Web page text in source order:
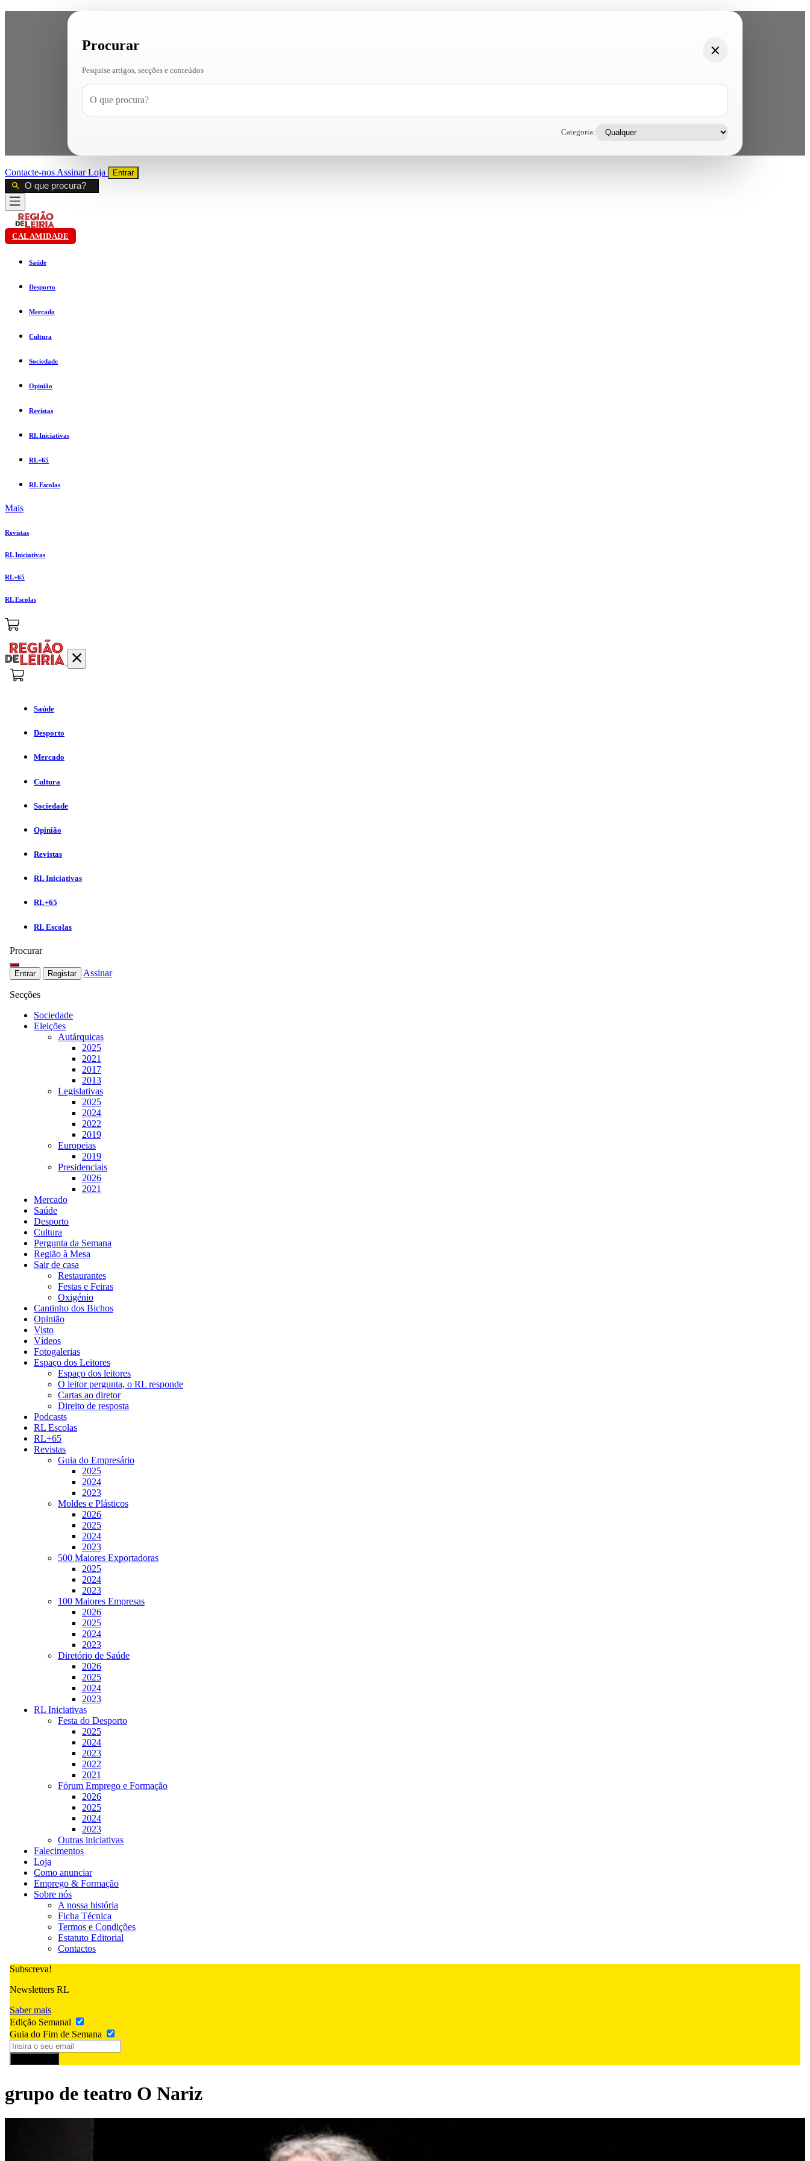
Procurar
Pesquise artigos, secções e conteúdos
Categoria:
Contacte-nos AssinarLoja Entrar
CALAMIDADE
Saúde
Desporto
Mercado
Cultura
Sociedade
Opinião
Revistas
RL Iniciativas
RL+65
RL Escolas
Mais
Revistas
RL Iniciativas
RL+65
RL Escolas
Saúde
Desporto
Mercado
Cultura
Sociedade
Opinião
Revistas
RL Iniciativas
RL+65
RL Escolas
Procurar
Entrar Registar Assinar
Secções
Sociedade
Eleições
Autárquicas
2025
2021
2017
2013
Legislativas
2025
2024
2022
2019
Europeias
2019
Presidenciais
2026
2021
Mercado
Saúde
Desporto
Cultura
Pergunta da Semana
Região à Mesa
Sair de casa
Restaurantes
Festas e Feiras
Oxigénio
Cantinho dos Bichos
Opinião
Visto
Vídeos
Fotogalerias
Espaço dos Leitores
Espaço dos leitores
O leitor pergunta, o RL responde
Cartas ao diretor
Direito de resposta
Podcasts
RL Escolas
RL+65
Revistas
Guia do Empresário
2025
2024
2023
Moldes e Plásticos
2026
2025
2024
2023
500 Maiores Exportadoras
2025
2024
2023
100 Maiores Empresas
2026
2025
2024
2023
Diretório de Saúde
2026
2025
2024
2023
RL Iniciativas
Festa do Desporto
2025
2024
2023
2022
2021
Fórum Emprego e Formação
2026
2025
2024
2023
Outras iniciativas
Falecimentos
Loja
Como anunciar
Emprego & Formação
Sobre nós
A nossa história
Ficha Técnica
Termos e Condições
Estatuto Editorial
Contactos
Subscreva!
Newsletters RL
Saber mais
Edição Semanal
Guia do Fim de Semana
grupo de teatro O Nariz